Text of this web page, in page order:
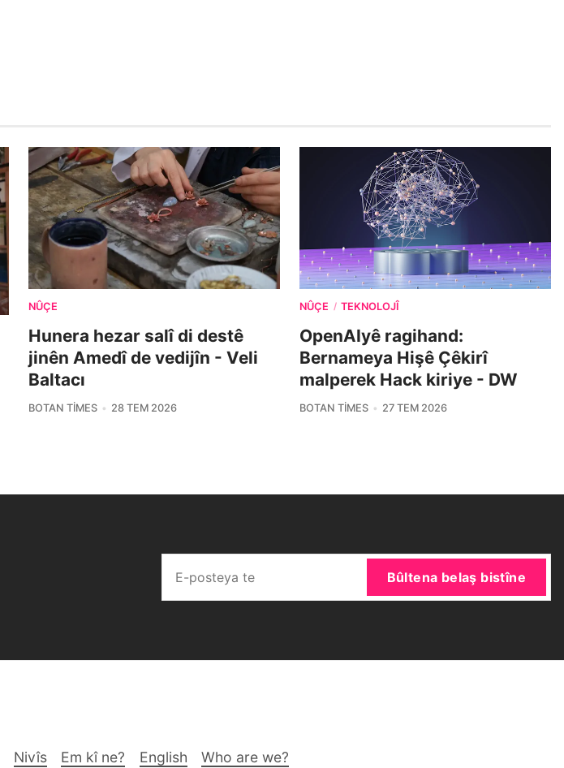
NÛÇE
Hunera hezar salî di destê
jinên Amedî de vedijîn - Veli
Baltacı
BOTAN TIMES 28 TEM 2026
NÛÇE / TEKNOLOJÎ
OpenAIyê ragihand:
Bernameya Hişê Çêkirî
malperek Hack kiriye - DW
BOTAN TIMES 27 TEM 2026
Bûltena belaş bistîne
Nivîs Em kî ne? English Who are we?